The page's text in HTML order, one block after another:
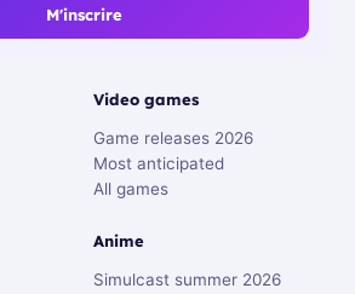
M'inscrire
Video games
Game releases 2026
Most anticipated
All games
Anime
Simulcast summer 2026